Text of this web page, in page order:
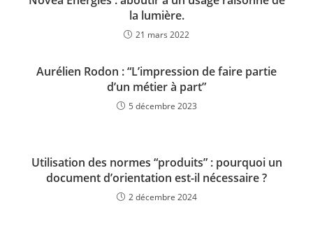
la lumière.
21 mars 2022
Aurélien Rodon : “L’impression de faire partie
d’un métier à part”
5 décembre 2023
Utilisation des normes “produits” : pourquoi un
document d’orientation est-il nécessaire ?
2 décembre 2024